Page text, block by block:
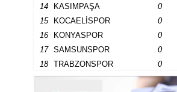
14
KASIMPAŞA 0
15
KOCAELİSPOR 0
16
KONYASPOR 0
17
SAMSUNSPOR 0
18
TRABZONSPOR 0